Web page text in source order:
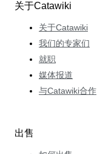
关于Catawiki
关于Catawiki
我们的专家们
就职
媒体报道
与Catawiki合作
出售